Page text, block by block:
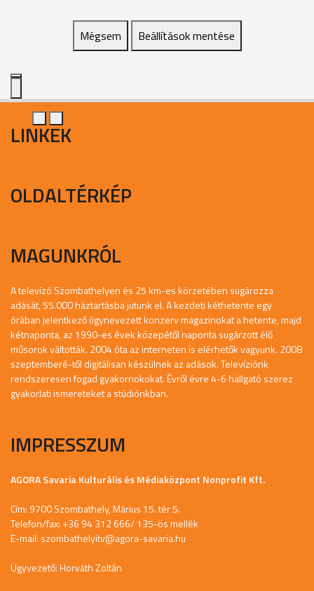
Mégsem Beállítások mentése
LINKEK
OLDALTÉRKÉP
MAGUNKRÓL
A televízó Szombathelyen és 25 km-es körzetében sugározza
adását, 55.000 háztartásba jutunk el. A kezdeti kéthetente egy
órában jelentkező úgynevezett konzerv magazinokat a hetente, majd
kétnaponta, az 1990-es évek közepétől naponta sugárzott élő
műsorok váltották. 2004 óta az interneten is elérhetők vagyunk. 2008
szeptemberé-től digitálisan készülnek az adások. Televíziónk
rendszeresen fogad gyakornokokat. Évről évre 4-6 hallgató szerez
gyakorlati ismereteket a stúdiónkban.
IMPRESSZUM
AGORA Savaria Kulturális és Médiaközpont Nonprofit Kft.
Cím: 9700 Szombathely, Márius 15. tér 5.
Telefon/fax: +36 94 312 666/ 135-ös mellék
E-mail: szombathelyitv@agora-savaria.hu
Ügyvezető: Horváth Zoltán